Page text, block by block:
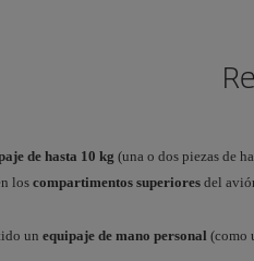
de hasta 10 kg (una o dos piezas de
los compartimentos superioresdel
un equipaje de mano personal (como